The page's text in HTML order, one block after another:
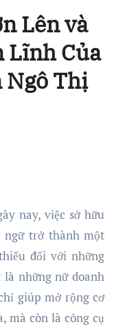
Lên và
Lĩnh Của
Ngô Thị
ngữ trở thành một
đối với những
những nữ doanh
giúp mở rộng cơ
mà còn là công cụ